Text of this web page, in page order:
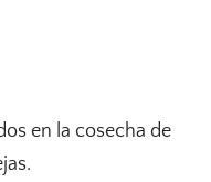
en la cosecha de